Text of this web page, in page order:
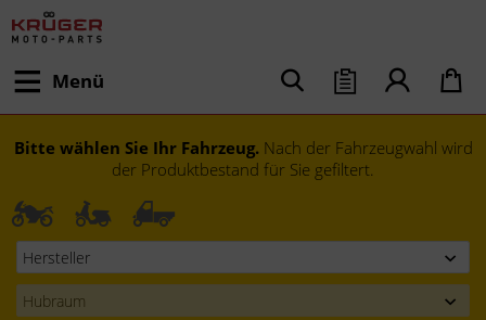
Menü
Bitte wählen Sie Ihr Fahrzeug. Nach der Fahrzeugwahl wird
der Produktbestand für Sie gefiltert.